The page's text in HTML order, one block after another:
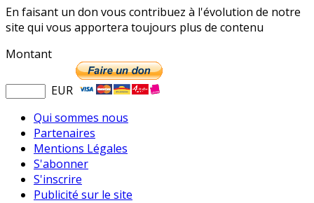
En faisant un don vous contribuez à l'évolution de notre
site qui vous apportera toujours plus de contenu
Montant
EUR
Qui sommes nous
Partenaires
Mentions Légales
S'abonner
S'inscrire
Publicité sur le site